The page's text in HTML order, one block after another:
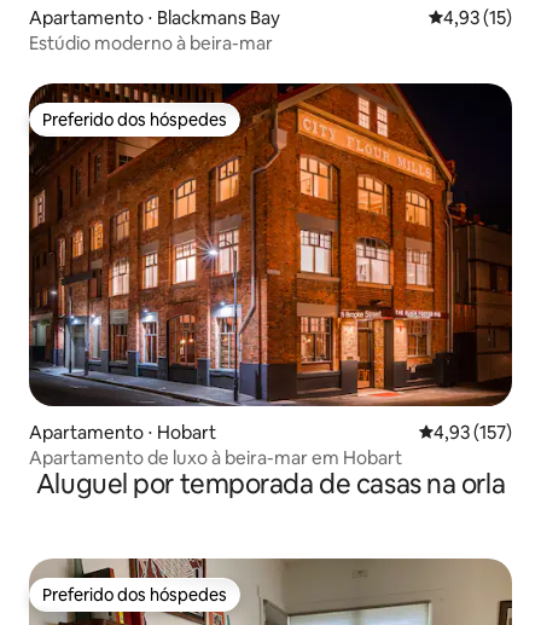
Apartamento ⋅ Blackmans Bay 4,93 de uma
4,93 (15)
Estúdio moderno à beira-mar
Preferido dos hóspedes
Preferido dos hóspedes
Apartamento ⋅ Hobart 4,93 de uma
4,93 (157)
Apartamento de luxo à beira-mar em Hobart
Aluguel por temporada de casas na orla
Preferido dos hóspedes
Preferido dos hóspedes